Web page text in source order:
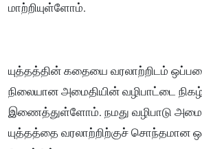
மாற்றியுள்ளோம்.
யுத்தத்தின் கதையை வரலாற்றிடம்
நிலையான அமைதியின் வழிபாட்டை
இணைத்துள்ளோம். நமது வழிபாடு
யுத்தத்தை வரலாற்றிற்குச் சொந்தமான